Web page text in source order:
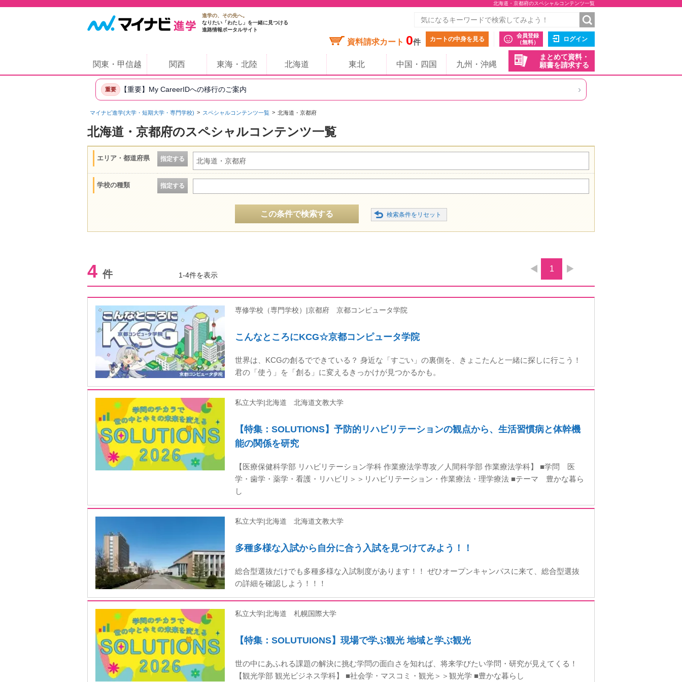
北海道・京都府のスペシャルコンテンツ一覧
進学の、その先へ。
なりたい「わたし」を一緒に見つける
進路情報ポータルサイト
資料請求カート 0件 カートの中身を見る
会員登録
（無料）
ログイン
まとめて資料・
願書を請求する
関東・甲信越 関西 東海・北陸 北海道 東北 中国・四国 九州・沖縄
重要 【重要】My CareerIDへの移行のご案内 ›
マイナビ進学(大学・短期大学・専門学校) スペシャルコンテンツ一覧 北海道・京都府
北海道・京都府のスペシャルコンテンツ一覧
エリア・都道府県 指定する 北海道・京都府
学校の種類 指定する
この条件で検索する
4 件 1-4件を表示
1
専修学校（専門学校）|京都府 京都コンピュータ学院
こんなところにKCG☆京都コンピュータ学院
世界は、KCGの創るでできている？ 身近な「すごい」の裏側を、きょこたんと一緒に探しに行こう！
君の「使う」を「創る」に変えるきっかけが見つかるかも。
私立大学|北海道 北海道文教大学
【特集：SOLUTIONS】予防的リハビリテーションの観点から、生活習慣病と体幹機
能の関係を研究
【医療保健科学部 リハビリテーション学科 作業療法学専攻／人間科学部 作業療法学科】 ■学問 医
学・歯学・薬学・看護・リハビリ＞＞リハビリテーション・作業療法・理学療法 ■テーマ 豊かな暮ら
し
私立大学|北海道 北海道文教大学
多種多様な入試から自分に合う入試を見つけてみよう！！
総合型選抜だけでも多種多様な入試制度があります！！ ぜひオープンキャンパスに来て、総合型選抜
の詳細を確認しよう！！！
私立大学|北海道 札幌国際大学
【特集：SOLUTUIONS】現場で学ぶ観光 地域と学ぶ観光
世の中にあふれる課題の解決に挑む学問の面白さを知れば、将来学びたい学問・研究が見えてくる！
【観光学部 観光ビジネス学科】 ■社会学・マスコミ・観光＞＞観光学 ■豊かな暮らし